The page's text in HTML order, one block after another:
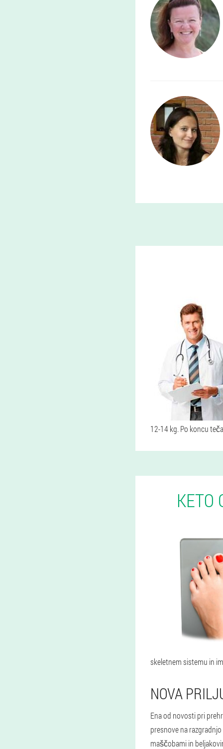
12-14 kg. Po koncu
KETO
skeletnem sistemu in
NOVA
Ena od novosti pri
presnove na
maščobami in